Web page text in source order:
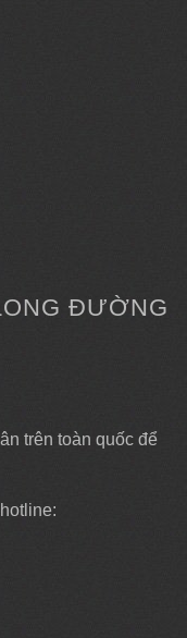
ĐƯỜNG
trên toàn quốc để